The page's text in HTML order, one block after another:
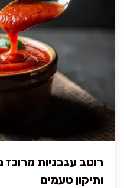
רוטב עגבניות
ותיקון טעמים